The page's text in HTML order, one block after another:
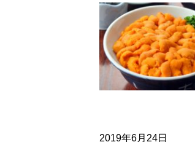
2019年6月24日